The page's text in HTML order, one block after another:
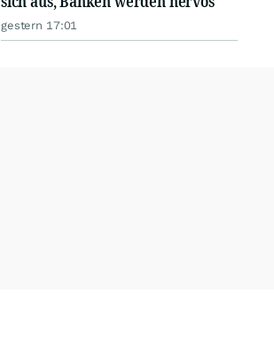
gestern 17:01